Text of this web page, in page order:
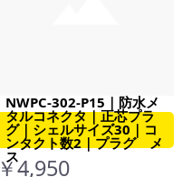
NWPC-302-P15｜防水メ
タルコネクタ｜正芯プラ
グ｜シェルサイズ30｜コ
ンタクト数2｜プラグ メ
ス
￥4,950